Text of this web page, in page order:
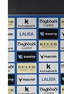
Ciclismo
Herri-kirolak
Balonmano